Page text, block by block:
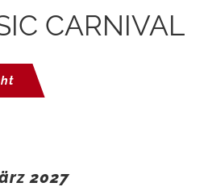
CARNIVAL
2027